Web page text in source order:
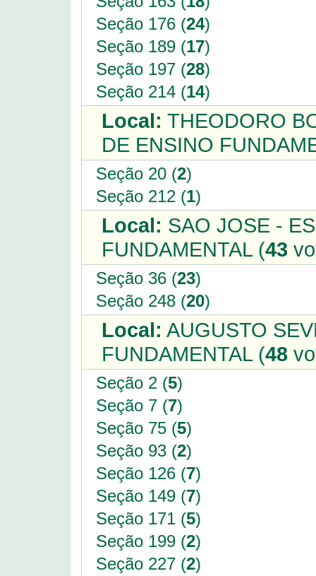
Seção 176 (24)
Seção 189 (17)
Seção 197 (28)
Seção 214 (14)
Local: THEODORO
DE ENSINO
Seção 20 (2)
Seção 212 (1)
Local: SAO JOSE -
FUNDAMENTAL (43
Seção 36 (23)
Seção 248 (20)
Local: AUGUSTO
FUNDAMENTAL (48
Seção 2 (5)
Seção 7 (7)
Seção 75 (5)
Seção 93 (2)
Seção 126 (7)
Seção 149 (7)
Seção 171 (5)
Seção 199 (2)
Seção 227 (2)